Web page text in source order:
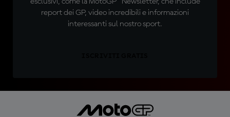
report dei GP, video incredibili e informazioni
interessanti sul nostro sport.